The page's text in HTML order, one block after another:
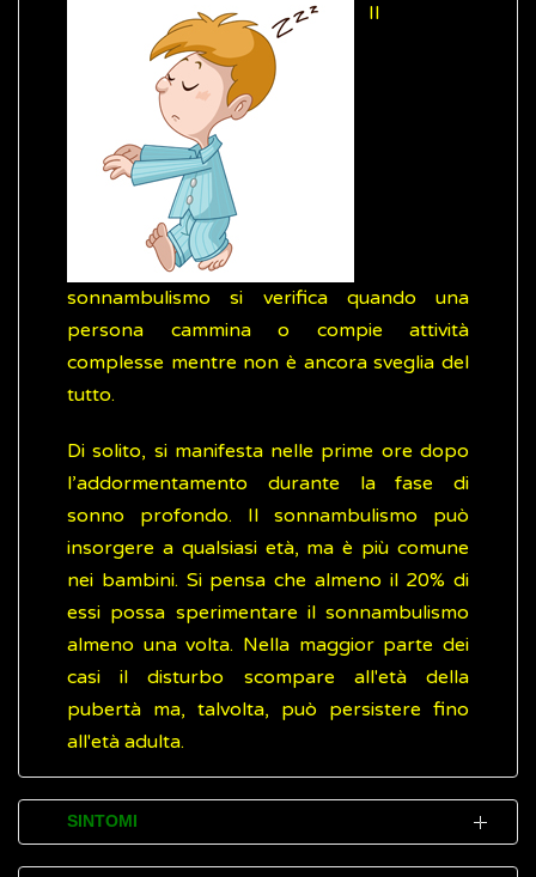
Il
sonnambulismo si verifica quando una
persona cammina o compie attività
complesse mentre non è ancora sveglia del
tutto.
Di solito, si manifesta nelle prime ore dopo
l’addormentamento durante la fase di
sonno profondo. Il sonnambulismo può
insorgere a qualsiasi età, ma è più comune
nei bambini. Si pensa che almeno il 20% di
essi possa sperimentare il sonnambulismo
almeno una volta. Nella maggior parte dei
casi il disturbo scompare all'età della
pubertà ma, talvolta, può persistere fino
all'età adulta.
SINTOMI